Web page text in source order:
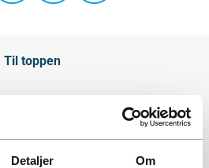
Detaljer Om
Til toppen
Søg